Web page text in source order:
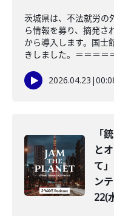
茨城県は、不法就労の
ら情報を募り、摘発さ
から導入します。国士
きしました。＝＝＝＝
2026.04.23 |
「
と
て
ン
22(